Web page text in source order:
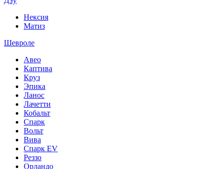
Нексия
Матиз
Шевроле
Авео
Каптива
Круз
Эпика
Ланос
Лачетти
Кобальт
Спарк
Вольт
Вива
Спарк EV
Реззо
Орландо